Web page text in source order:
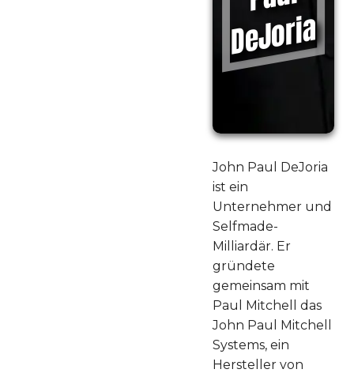
a
John Paul DeJoria
ist ein
Unternehmer und
Selfmade-
Milliardär. Er
gründete
gemeinsam mit
Paul Mitchell das
John Paul Mitchell
Systems, ein
Hersteller von